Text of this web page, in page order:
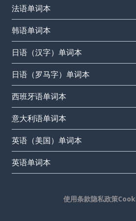
法语单词本
韩语单词本
日语（汉字）单词本
日语（罗马字）单词本
西班牙语单词本
意大利语单词本
英语（美国）单词本
英语单词本
使用条款隐私政策